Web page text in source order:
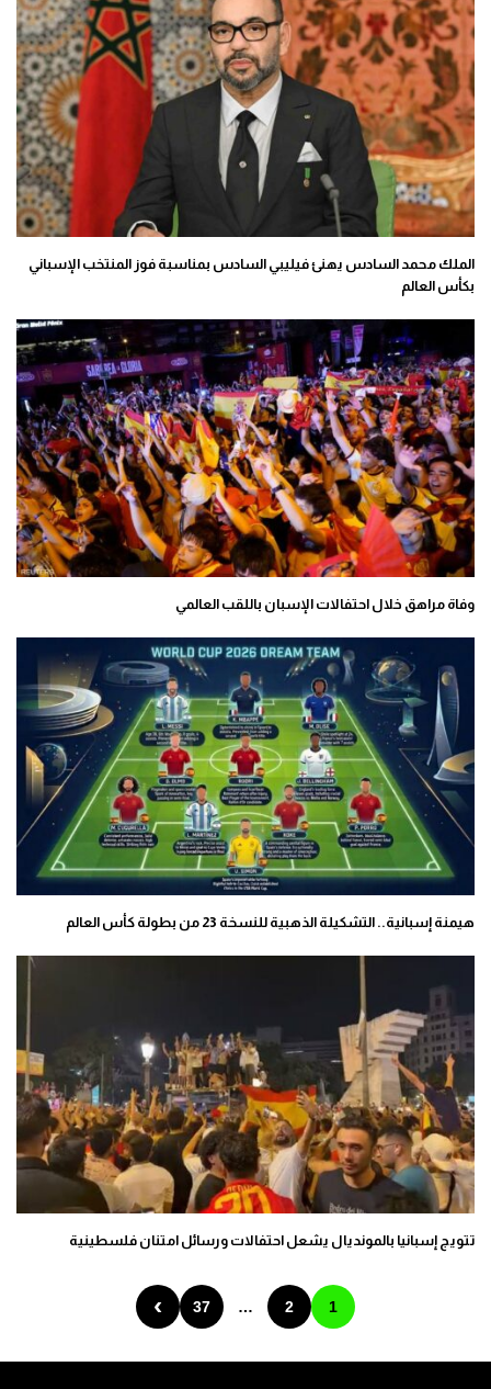
الملك محمد السادس يهنئ فيليبي السادس بمناسبة فوز المنتخب الإسباني
بكأس العالم
وفاة مراهق خلال احتفالات الإسبان باللقب العالمي
هيمنة إسبانية.. التشكيلة الذهبية للنسخة 23 من بطولة كأس العالم
تتويج إسبانيا بالمونديال يشعل احتفالات ورسائل امتنان فلسطينية
1
2
…
37
›